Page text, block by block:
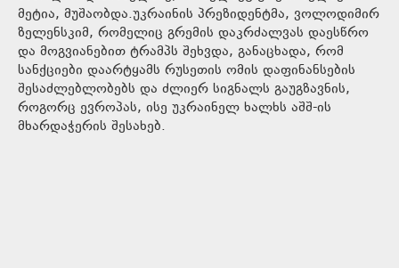
მეტია, მუშაობდა.უკრაინის პრეზიდენტმა, ვოლოდიმირ
ზელენსკიმ, რომელიც გრემის დაკრძალვას დაესწრო
და მოგვიანებით ტრამპს შეხვდა, განაცხადა, რომ
სანქციები დაარტყამს რუსეთის ომის დაფინანსების
შესაძლებლობებს და ძლიერ სიგნალს გაუგზავნის,
როგორც ევროპას, ისე უკრაინელ ხალხს აშშ-ის
მხარდაჭერის შესახებ.